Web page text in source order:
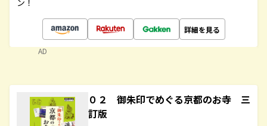
ン！
詳細を見る
AD
０２ 御朱印でめぐる京都のお寺 三
訂版